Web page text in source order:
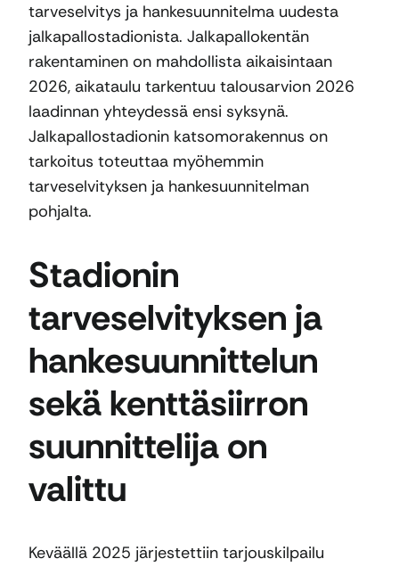
tarveselvitys ja hankesuunnitelma uudesta
jalkapallostadionista. Jalkapallokentän
rakentaminen on mahdollista aikaisintaan
2026, aikataulu tarkentuu talousarvion 2026
laadinnan yhteydessä ensi syksynä.
Jalkapallostadionin katsomorakennus on
tarkoitus toteuttaa myöhemmin
tarveselvityksen ja hankesuunnitelman
pohjalta.
Stadionin
tarveselvityksen ja
hankesuunnittelun
sekä kenttäsiirron
suunnittelija on
valittu
Keväällä 2025 järjestettiin tarjouskilpailu